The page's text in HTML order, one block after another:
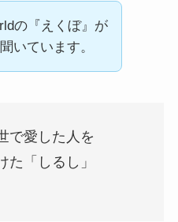
の『えくぼ』が
いています。
で愛した人を
た「しるし」